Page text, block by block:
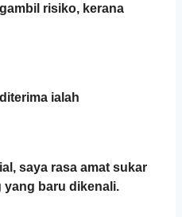
risiko, kerana
ialah
saya rasa amat sukar
yang baru dikenali.